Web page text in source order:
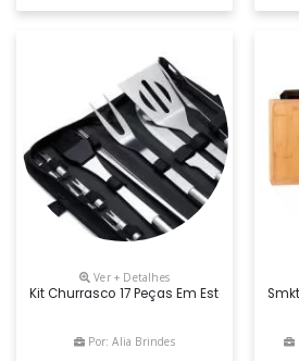
Ver + Detalhes
Kit Churrasco 17 Peças Em Estojo De
Por: Alia Brindes